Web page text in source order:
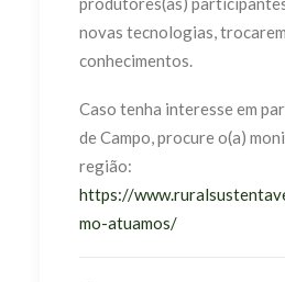
novas tecnologias,
conhecimentos.
Caso tenha interesse em
de Campo, procure o(a)
região:
https://
mo-atuamos/